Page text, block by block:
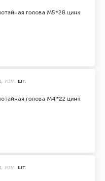
голова М5*28 цинк
голова М4*22 цинк
изм. шт.
изм. шт.